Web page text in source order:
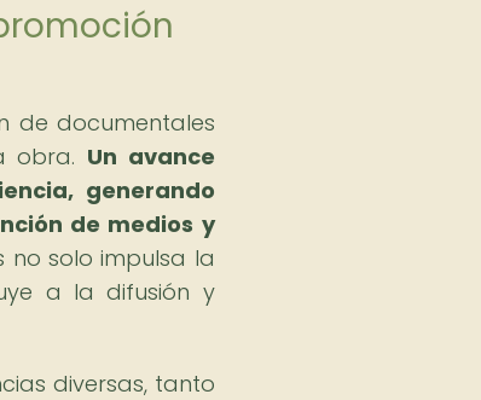
de documentales
obra. Un avance
generando
de medios y
solo impulsa la
a la difusión y
diversas, tanto